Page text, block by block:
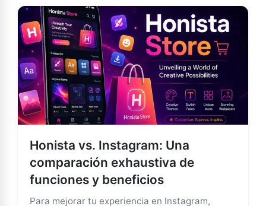
Honista vs. Instagram: Una
comparación exhaustiva de
funciones y beneficios
Para mejorar tu experiencia en Instagram,